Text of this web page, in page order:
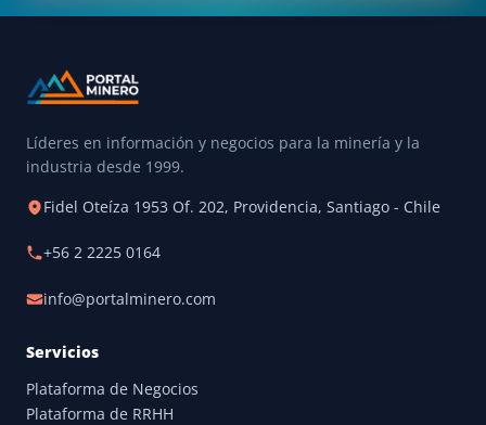
Líderes en información y negocios para la minería y la
industria desde 1999.
Fidel Oteíza 1953 Of. 202, Providencia, Santiago - Chile
+56 2 2225 0164
info@portalminero.com
Servicios
Plataforma de Negocios
Plataforma de RRHH